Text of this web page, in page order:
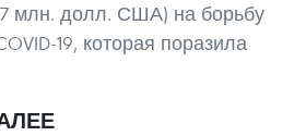
млн. долл. США) на борьбу
19, которая поразила